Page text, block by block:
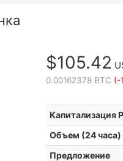
$105.42
0.00162378 BTC (-
Капитализация
Объем (24 часа)
Предложение